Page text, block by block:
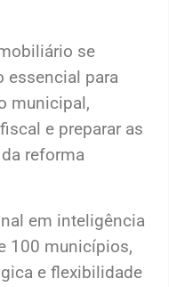
se
essencial para
municipal,
e preparar as
reforma
em inteligência
100 municípios,
e flexibilidade